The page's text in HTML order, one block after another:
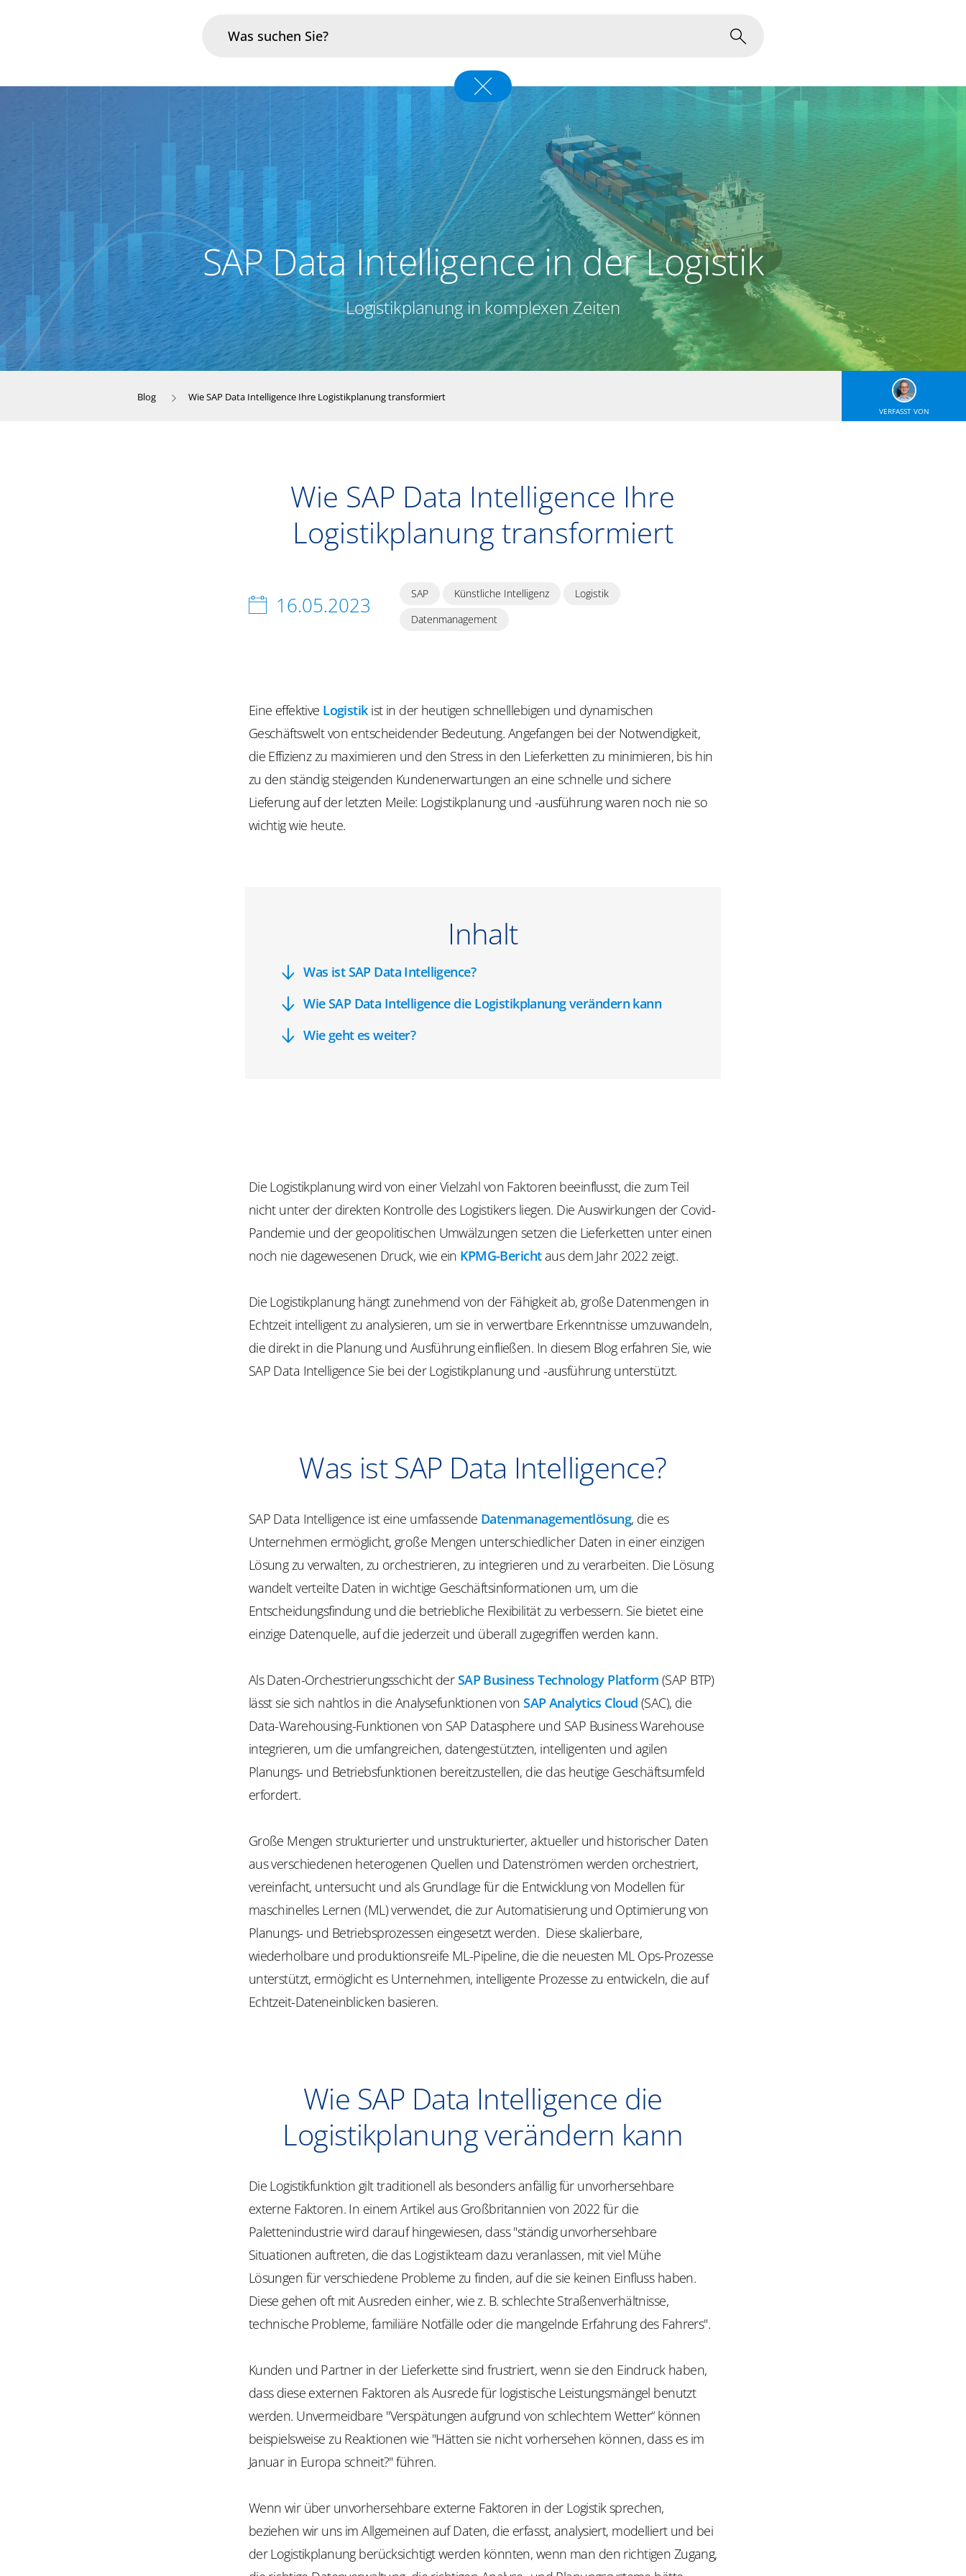
Infrastruktur & Betrieb
Karriere
Blog
SAP Data Intelligence in der Logistik
Logistikplanung in komplexen Zeiten
Blog Wie SAP Data Intelligence Ihre Logistikplanung transformiert
VERFASST VON
Wie SAP Data Intelligence Ihre
Logistikplanung transformiert
16.05.2023 SAP Künstliche Intelligenz
Logistik
Datenmanagement
Eine effektive Logistik ist in der heutigen schnelllebigen und dynamischen
Geschäftswelt von entscheidender Bedeutung. Angefangen bei der Notwendigkeit,
die Effizienz zu maximieren und den Stress in den Lieferketten zu minimieren, bis hin
zu den ständig steigenden Kundenerwartungen an eine schnelle und sichere
Lieferung auf der letzten Meile: Logistikplanung und -ausführung waren noch nie so
wichtig wie heute.
Inhalt
Was ist SAP Data Intelligence?
Wie SAP Data Intelligence die Logistikplanung verändern kann
Wie geht es weiter?
Die Logistikplanung wird von einer Vielzahl von Faktoren beeinflusst, die zum Teil
nicht unter der direkten Kontrolle des Logistikers liegen. Die Auswirkungen der Covid-
Pandemie und der geopolitischen Umwälzungen setzen die Lieferketten unter einen
noch nie dagewesenen Druck, wie ein KPMG-Berichtaus dem Jahr 2022 zeigt.
Die Logistikplanung hängt zunehmend von der Fähigkeit ab, große Datenmengen in
Echtzeit intelligent zu analysieren, um sie in verwertbare Erkenntnisse umzuwandeln,
die direkt in die Planung und Ausführung einfließen. In diesem Blog erfahren Sie, wie
SAP Data Intelligence Sie bei der Logistikplanung und -ausführung unterstützt.
Was ist SAP Data Intelligence?
SAP Data Intelligence ist eine umfassende Datenmanagementlösung, die es
Unternehmen ermöglicht, große Mengen unterschiedlicher Daten in einer einzigen
Lösung zu verwalten, zu orchestrieren, zu integrieren und zu verarbeiten. Die Lösung
wandelt verteilte Daten in wichtige Geschäftsinformationen um, um die
Entscheidungsfindung und die betriebliche Flexibilität zu verbessern. Sie bietet eine
einzige Datenquelle, auf die jederzeit und überall zugegriffen werden kann.
Als Daten-Orchestrierungsschicht derSAP Business Technology Platform (SAP BTP)
lässt sie sich nahtlos in die Analysefunktionen vonSAP Analytics Cloud (SAC), die
Data-Warehousing-Funktionen von SAP Datasphere und SAP Business Warehouse
integrieren, um die umfangreichen, datengestützten, intelligenten und agilen
Planungs- und Betriebsfunktionen bereitzustellen, die das heutige Geschäftsumfeld
erfordert.
Große Mengen strukturierter und unstrukturierter, aktueller und historischer Daten
aus verschiedenen heterogenen Quellen und Datenströmen werden orchestriert,
vereinfacht, untersucht und als Grundlage für die Entwicklung von Modellen für
maschinelles Lernen (ML) verwendet, die zur Automatisierung und Optimierung von
Planungs- und Betriebsprozessen eingesetzt werden. Diese skalierbare,
wiederholbare und produktionsreife ML-Pipeline, die die neuesten ML Ops-Prozesse
unterstützt, ermöglicht es Unternehmen, intelligente Prozesse zu entwickeln, die auf
Echtzeit-Dateneinblicken basieren.
Wie SAP Data Intelligence die
Logistikplanung verändern kann
Die Logistikfunktion gilt traditionell als besonders anfällig für unvorhersehbare
externe Faktoren. In einem Artikel aus Großbritannien von 2022 für die
Palettenindustrie wird darauf hingewiesen, dass "ständig unvorhersehbare
Situationen auftreten, die das Logistikteam dazu veranlassen, mit viel Mühe
Lösungen für verschiedene Probleme zu finden, auf die sie keinen Einfluss haben.
Diese gehen oft mit Ausreden einher, wie z. B. schlechte Straßenverhältnisse,
technische Probleme, familiäre Notfälle oder die mangelnde Erfahrung des Fahrers".
Kunden und Partner in der Lieferkette sind frustriert, wenn sie den Eindruck haben,
dass diese externen Faktoren als Ausrede für logistische Leistungsmängel benutzt
werden. Unvermeidbare "Verspätungen aufgrund von schlechtem Wetter“ können
beispielsweise zu Reaktionen wie "Hätten sie nicht vorhersehen können, dass es im
Januar in Europa schneit?" führen.
Wenn wir über unvorhersehbare externe Faktoren in der Logistik sprechen,
beziehen wir uns im Allgemeinen auf Daten, die erfasst, analysiert, modelliert und bei
der Logistikplanung berücksichtigt werden könnten, wenn man den richtigen Zugang,